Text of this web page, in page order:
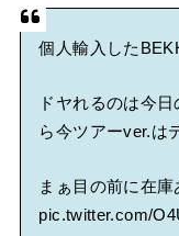
個人輸入した
ドヤれるのは今
ら今ツアーver.は
まぁ目の前に在
pic.twitter.com/